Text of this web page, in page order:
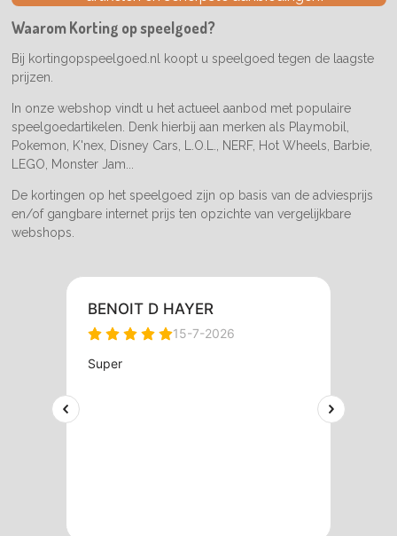
o
k
g
a
m
k
Waarom Korting op speelgoed?
Bij kortingopspeelgoed.nl koopt u speelgoed tegen de laagste
prijzen.
In onze webshop vindt u het actueel aanbod met populaire
speelgoedartikelen. Denk hierbij aan merken als Playmobil,
Pokemon, K'nex, Disney Cars, L.O.L., NERF, Hot Wheels, Barbie,
LEGO, Monster Jam...
De kortingen op het speelgoed zijn op basis van de adviesprijs
en/of gangbare internet prijs ten opzichte van vergelijkbare
webshops.